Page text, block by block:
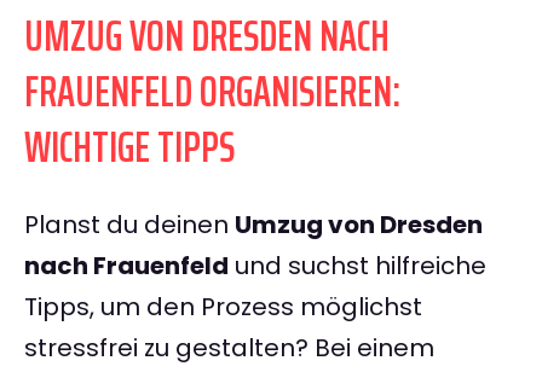
UMZUG VON DRESDEN NACH
FRAUENFELD ORGANISIEREN:
WICHTIGE TIPPS
Planst du deinen Umzug von Dresden
nach Frauenfeld und suchst hilfreiche
Tipps, um den Prozess möglichst
stressfrei zu gestalten? Bei einem